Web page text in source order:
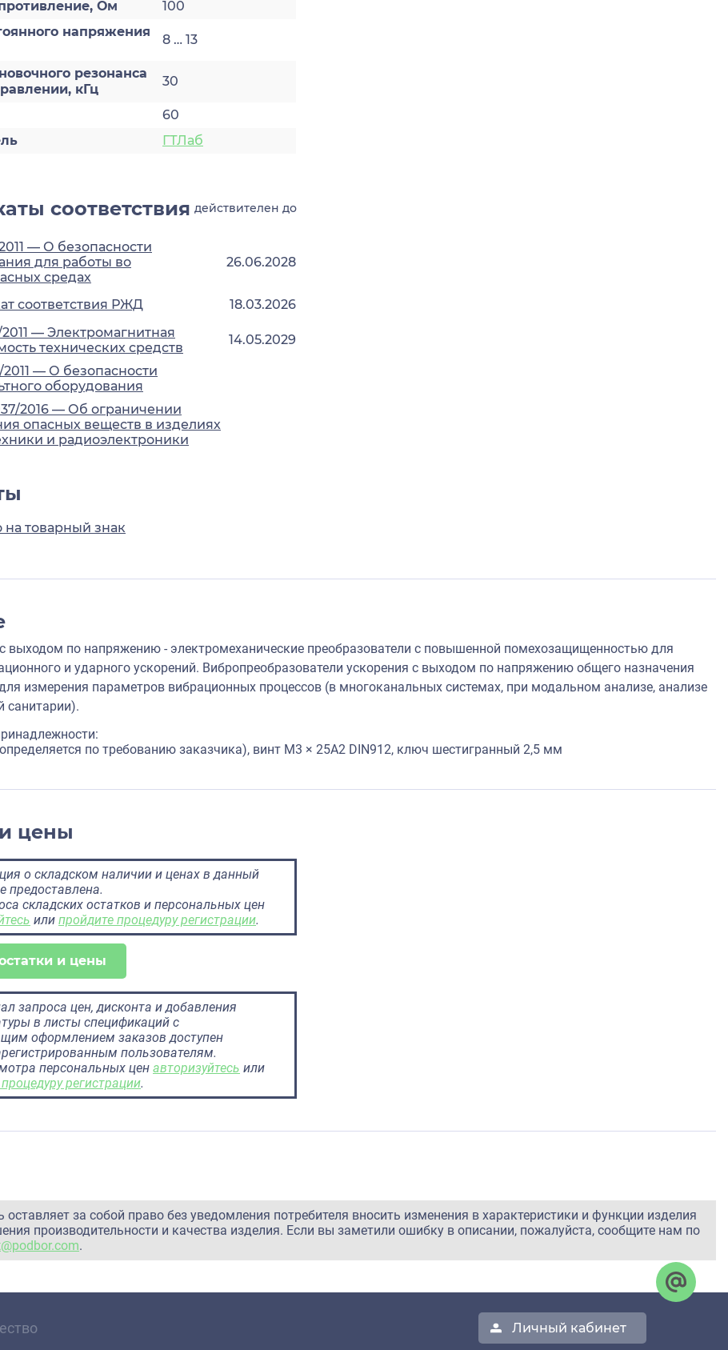
Ом
100
напряжения
8 … 13
резонанса
кГц
30
60
ГТЛаб
соответствия действителен до
— О безопасности
для работы во
средах
26.06.2028
соответствия РЖД
18.03.2026
— Электромагнитная
технических средств
14.05.2029
— О безопасности
оборудования
2016 — Об ограничении
опасных веществ в изделиях
и радиоэлектроники
на товарный знак
выходом по напряжению - электромеханические преобразователи с повышенной помехозащищенностью для
и ударного ускорений. Вибропреобразователи ускорения с выходом по напряжению общего назначения
измерения параметров вибрационных процессов (в многоканальных системах, при модальном анализе, анализе
санитарии).
по требованию заказчика), винт M3 × 25А2 DIN912, ключ шестигранный 2,5 мм
цены
о складском наличии и ценах в данный
предоставлена.
складских остатков и персональных цен
или пройдите процедуру регистрации.
и цены
запроса цен, дисконта и добавления
в листы спецификаций с
оформлением заказов доступен
пользователям.
персональных цен авторизуйтесь или
регистрации.
оставляет за собой право без уведомления потребителя вносить изменения в характеристики и функции изделия
производительности и качества изделия. Если вы заметили ошибку в описании, пожалуйста, сообщите нам по
.
Личный кабинет